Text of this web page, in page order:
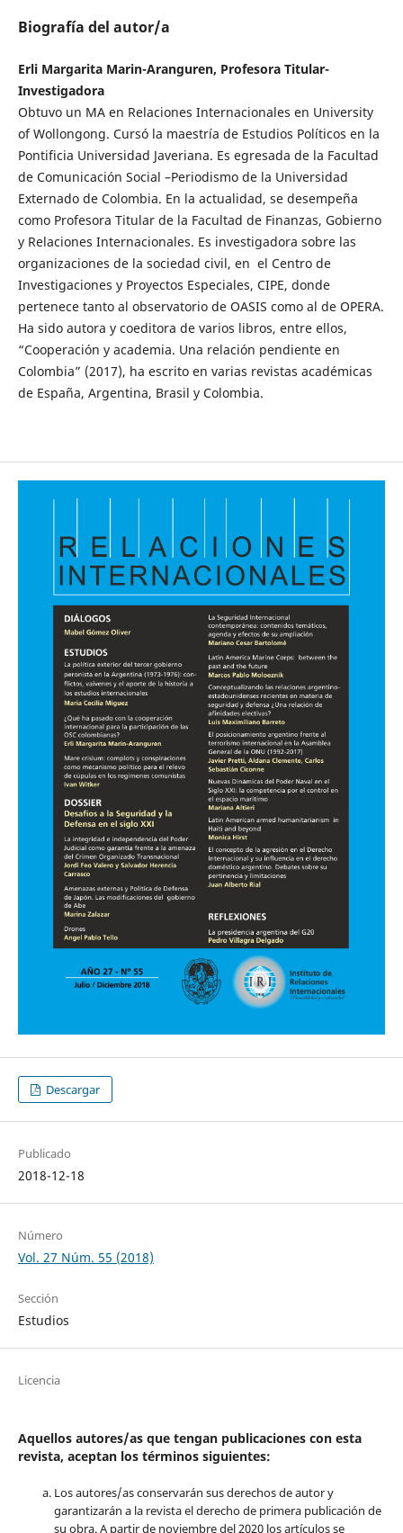
Biografía del autor/a
Erli Margarita Marin-Aranguren, Profesora Titular-
Investigadora
Obtuvo un MA en Relaciones Internacionales en University
of Wollongong. Cursó la maestría de Estudios Políticos en la
Pontificia Universidad Javeriana. Es egresada de la Facultad
de Comunicación Social –Periodismo de la Universidad
Externado de Colombia. En la actualidad, se desempeña
como Profesora Titular de la Facultad de Finanzas, Gobierno
y Relaciones Internacionales. Es investigadora sobre las
organizaciones de la sociedad civil, en el Centro de
Investigaciones y Proyectos Especiales, CIPE, donde
pertenece tanto al observatorio de OASIS como al de OPERA.
Ha sido autora y coeditora de varios libros, entre ellos,
“Cooperación y academia. Una relación pendiente en
Colombia” (2017), ha escrito en varias revistas académicas
de España, Argentina, Brasil y Colombia.
Descargar
Publicado
2018-12-18
Número
Vol. 27 Núm. 55 (2018)
Sección
Estudios
Licencia
Aquellos autores/as que tengan publicaciones con esta
revista, aceptan los términos siguientes:
Los autores/as conservarán sus derechos de autor y
garantizarán a la revista el derecho de primera publicación de
su obra. A partir de noviembre del 2020 los artículos se